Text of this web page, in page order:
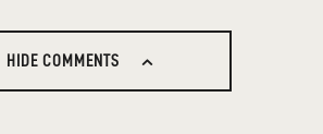
HIDE COMMENTS